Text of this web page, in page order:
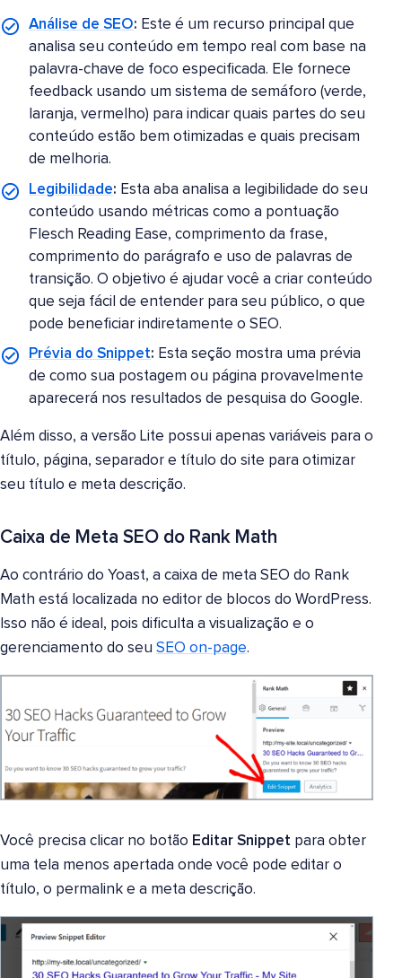
Análise de SEO: Este é um recurso principal que
analisa seu conteúdo em tempo real com base na
palavra-chave de foco especificada. Ele fornece
feedback usando um sistema de semáforo (verde,
laranja, vermelho) para indicar quais partes do seu
conteúdo estão bem otimizadas e quais precisam
de melhoria.
Legibilidade: Esta aba analisa a legibilidade do seu
conteúdo usando métricas como a pontuação
Flesch Reading Ease, comprimento da frase,
comprimento do parágrafo e uso de palavras de
transição. O objetivo é ajudar você a criar conteúdo
que seja fácil de entender para seu público, o que
pode beneficiar indiretamente o SEO.
Prévia do Snippet: Esta seção mostra uma prévia
de como sua postagem ou página provavelmente
aparecerá nos resultados de pesquisa do Google.
Além disso, a versão Lite possui apenas variáveis para o
título, página, separador e título do site para otimizar
seu título e meta descrição.
Caixa de Meta SEO do Rank Math
Ao contrário do Yoast, a caixa de meta SEO do Rank
Math está localizada no editor de blocos do WordPress.
Isso não é ideal, pois dificulta a visualização e o
gerenciamento do seu SEO on-page.
Você precisa clicar no botão Editar Snippet para obter
uma tela menos apertada onde você pode editar o
título, o permalink e a meta descrição.